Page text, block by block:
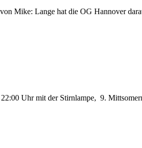
Mike: Lange hat die OG Hannover
Uhr mit der Stirnlampe, 9.